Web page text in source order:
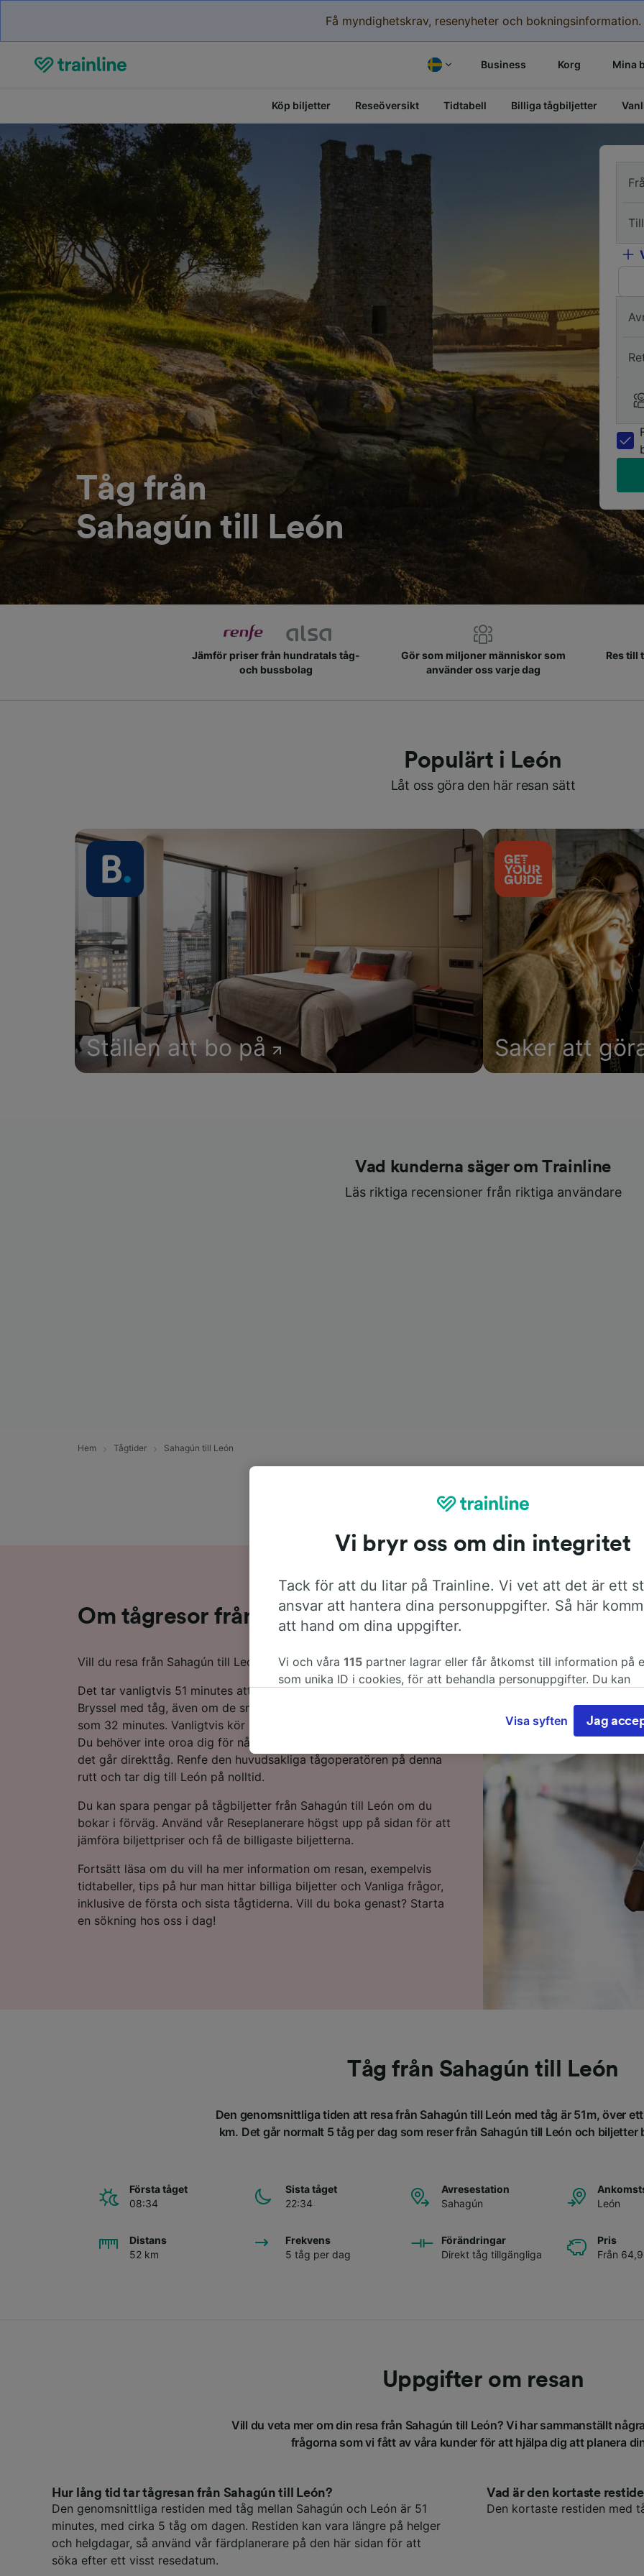
Få myndighetskrav, resenyheter och bokningsinformation.
Business Korg Mina
Köp biljetter Reseöversikt Tidtabell Billiga tågbiljetter
Tåg från
Sahagún till León
Till
Jämför priser från hundratals tåg-
och bussbolag
Gör som miljoner människor som
använder oss varje dag
Res till
Populärt i León
Låt oss göra den här resan sätt
Ställen att bo på Saker att
Vad kunderna säger om Trainline
Läs riktiga recensioner från riktiga användare
Hem Tågtider Sahagún till León
Om tågresor från Sahagún till León
Vill du resa från Sahagún till León med tåg? Starta då resa hos oss.
Det tar vanligtvis 51 minutes att köra de 52 km från Amsterdam till
Bryssel med tåg, även om de snabbaste tågen kan köra så snabbt
som 32 minutes. Vanligtvis kör 5 tåg per dag den här populära rutten.
Du behöver inte oroa dig för några tågbyten på resan heller eftersom
det går direkttåg. Renfe den huvudsakliga tågoperatören på denna
rutt och tar dig till León på nolltid.
Du kan spara pengar på tågbiljetter från Sahagún till León om du
bokar i förväg. Använd vår Reseplanerare högst upp på sidan för att
jämföra biljettpriser och få de billigaste biljetterna.
Fortsätt läsa om du vill ha mer information om resan, exempelvis
tidtabeller, tips på hur man hittar billiga biljetter och Vanliga frågor,
inklusive de första och sista tågtiderna. Vill du boka genast? Starta
en sökning hos oss i dag!
Tåg från Sahagún till León
Den genomsnittliga tiden att resa från Sahagún till León med tåg är 51m, över
km. Det går normalt 5 tåg per dag som reser från Sahagún till León och
Första tåget
08:34
Sista tåget
22:34
Avresestation
Sahagún
León
Distans
52 km
Frekvens
5 tåg per dag
Förändringar
Direkt tåg tillgängliga
Pris
Från
Uppgifter om resan
Vill du veta mer om din resa från Sahagún till León? Vi har sammanställt
frågorna som vi fått av våra kunder för att hjälpa dig att planera
Hur lång tid tar tågresan från Sahagún till León?
Den genomsnittliga restiden med tåg mellan Sahagún och León är 51
minutes, med cirka 5 tåg om dagen. Restiden kan vara längre på helger
och helgdagar, så använd vår färdplanerare på den här sidan för att
söka efter ett visst resedatum.
Vad är den kortaste
Den kortaste restiden med
Vi bryr oss om din integritet
Tack för att du litar på Trainline. Vi vet att det är ett
ansvar att hantera dina personuppgifter. Så här
att hand om dina uppgifter.
Vi och våra 115 partner lagrar eller får åtkomst till information på
som unika ID i cookies, för att behandla personuppgifter. Du kan
att invända där legitimt intresse används, eller när som helst på
dataskyddspolicy. Dessa val kommer att signaleras till våra
för spårningsändamål om du har bett oss att inte spåra dig.
Vi och våra partners behandlar data för att tillhandahålla:
Använda exakta uppgifter om geografisk positionering. Aktivt läsa
enhetens egenskaper för identifieringsändamål. Lagra och/eller få
till information på en enhet. Personanpassad reklam och innehåll,
och innehållsmätning, forskning angående målgrupp och
Lista över partner (leverantörer)
Visa syften Jag